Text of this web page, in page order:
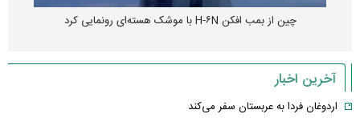
چین از بمب افکن H-۶N با موشک هسته‌ای رونمایی کرد
آخرین اخبار
اردوغان فردا به عربستان سفر می‌کند